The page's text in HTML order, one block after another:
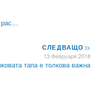
рас…
СЛЕДВАЩО>>
13 Февруари 2018
тапа е толкова важна